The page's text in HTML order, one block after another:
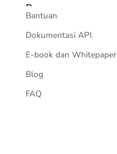
Resources
Bantuan
Dokumentasi API
E-book dan Whitepaper
Blog
FAQ